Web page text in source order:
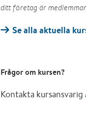
ditt företag är
Se alla aktuella
Frågor om kursen?
Kontakta kursansvarig